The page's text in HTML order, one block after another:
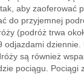
aby zaoferować
do przyjemnej
(podróż trwa
odjazdami
są również
pociągu. Pociągi